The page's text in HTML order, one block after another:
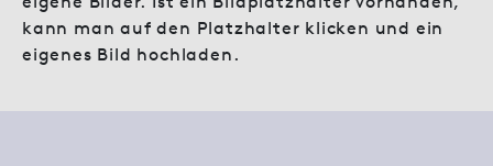
kann man auf den Platzhalter klicken und ein
eigenes Bild hochladen.